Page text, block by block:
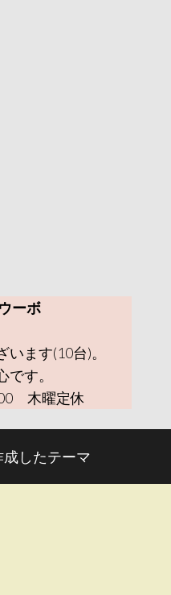
ーボ
ます(10台)。
す。
木曜定休
成したテーマ